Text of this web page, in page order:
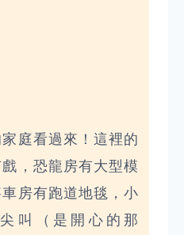
庭看過來！這裡的
，恐龍房有大型模
房有跑道地毯，小
叫（是開心的那